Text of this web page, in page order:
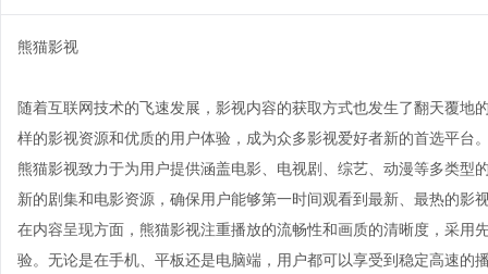
熊猫影视
随着互联网技术的飞速发展，影视内容的获取方式也发生了翻天覆
样的影视资源和优质的用户体验，成为众多影视爱好者新的首选平台
熊猫影视致力于为用户提供涵盖电影、电视剧、综艺、动漫等多类型
新的剧集和电影资源，确保用户能够第一时间观看到最新、最热的影
在内容呈现方面，熊猫影视注重播放的流畅性和画质的清晰度，采用
验。无论是在手机、平板还是电脑端，用户都可以享受到稳定高速的